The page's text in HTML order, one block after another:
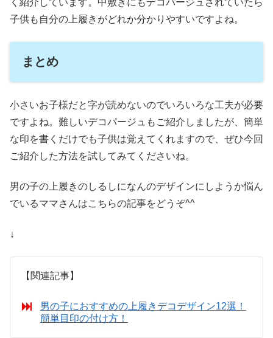
く紹介しています。中敷きにもデコパージュされていたら
子供も自分の上履きがどれか分かりやすいですよね。
まとめ
小さいお子様だと字が読めないのでいろいろな工夫が必要
ですよね。難しいデコパージュもご紹介しましたが、簡単
な印を書くだけでも子供は覚えてくれますので、ぜひ今回
ご紹介した方法を試してみてくださいね。
男の子の上履きのしるしになんのデザインにしようか悩ん
でいるママさんはこちらの記事をどうぞ^^
↓
【関連記事】
男の子におすすめの上履きデコデザイン12選！
簡単目印の付け方！